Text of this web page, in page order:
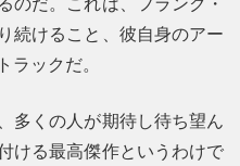
続けること、彼自身のアー
ックだ。
多くの人が期待し待ち望ん
ける最高傑作というわけで